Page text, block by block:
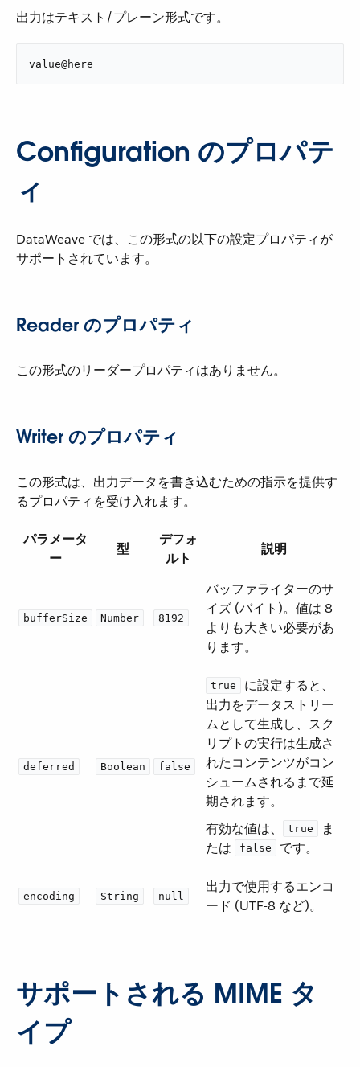
出力はテキスト/プレーン形式です。
value@here
Configuration のプロパテ
ィ
DataWeave では、この形式の以下の設定プロパティが
サポートされています。
Reader のプロパティ
この形式のリーダープロパティはありません。
Writer のプロパティ
この形式は、出力データを書き込むための指示を提供す
るプロパティを受け入れます。
パラメータ
ー
型
デフォ
ルト
説明
bufferSize Number 8192
バッファライターのサ
イズ (バイト)。値は 8
よりも大きい必要があ
ります。
deferred Boolean false
true
​ に設定すると、
出力をデータストリー
ムとして生成し、スク
リプトの実行は生成さ
れたコンテンツがコン
シュームされるまで延
期されます。
有効な値は、​
true
​ ま
たは ​
false ​ です。
encoding String null
出力で使用するエンコ
ード (UTF-8 など)。
サポートされる MIME タ
イプ